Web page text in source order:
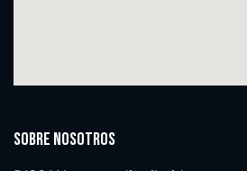
Sobre nosotros